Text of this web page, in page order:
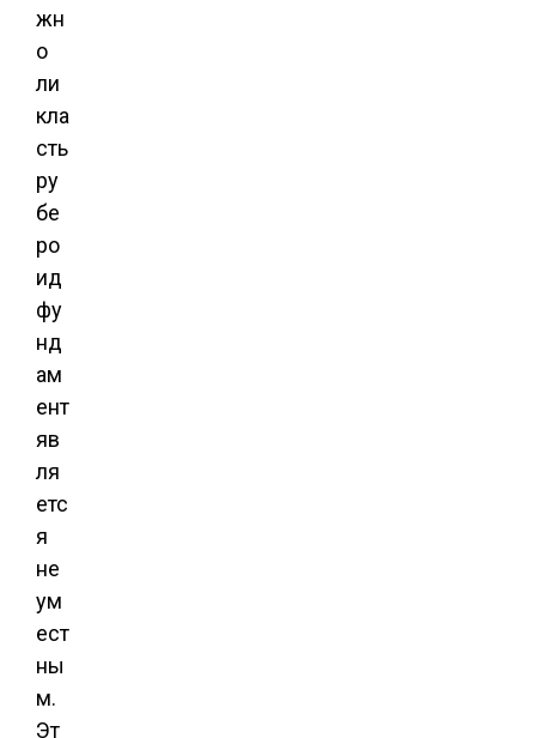
жн
о
ли
кла
сть
ру
бе
ро
ид
фу
нд
ам
ент
яв
ля
етс
я
не
ум
ест
ны
м.
Эт